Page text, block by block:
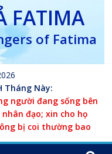
FATIMA
of Fatima
Tháng Này:
người đang sống bên
đạo; xin cho họ
bị coi thường bao